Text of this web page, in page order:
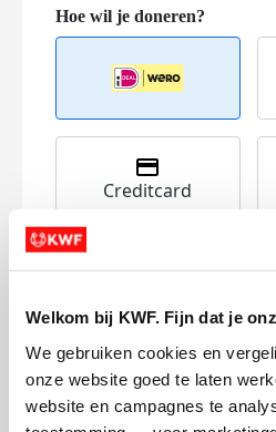
Welkom bij KWF. Fijn dat je
We gebruiken cookies en
onze website goed te laten
website en campagnes te
Creditcard
Referentie